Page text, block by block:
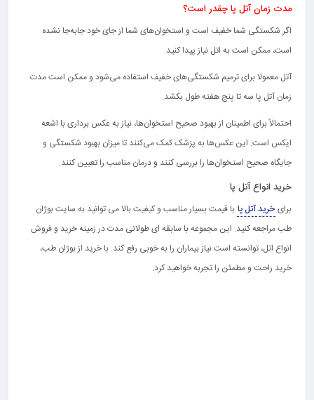
مدت زمان آتل پا چقدر است؟
اگر شکستگی شما خفیف است و استخوان‌های شما از جای خود جابه‌جا نشده
است، ممکن است به اتل نیاز پیدا کنید.
آتل معمولا برای ترمیم شکستگی‌های خفیف استفاده می‌شود و ممکن است مدت
زمان آتل پا سه تا پنج هفته طول بکشد.
احتمالاً برای اطمینان از بهبود صحیح استخوان‌ها، نیاز به عکس برداری با اشعه
ایکس است. این عکس‌ها به پزشک کمک می‌کنند تا میزان بهبود شکستگی و
جایگاه صحیح استخوان‌ها را بررسی کنند و درمان مناسب را تعیین کنند.
خرید انواع آتل پا
برای خرید آتل پا با قیمت بسیار مناسب و کیفیت بالا می توانید به سایت بوژان
طب مراجعه کنید. این مجموعه با سابقه ای طولانی مدت در زمینه خرید و فروش
انواع اتل، توانسته است نیاز بیماران را به خوبی رفع کند. با خرید از بوژان طب،
خرید راحت و مطمئن را تجربه خواهید کرد.